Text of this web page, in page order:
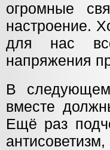
огромные
настроение.
для нас
напряжения
В
вместе
Ещё раз